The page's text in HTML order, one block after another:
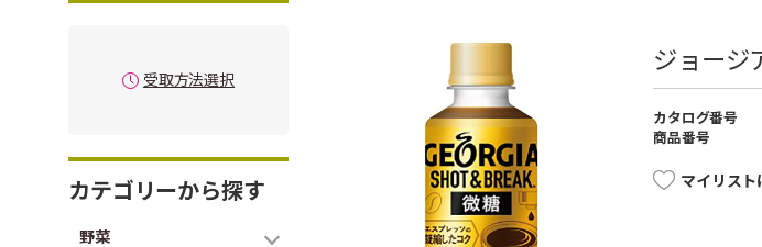
受取方法選択
カテゴリーから探す
野菜
ジョー
カタログ番号
商品番号
マイリスト